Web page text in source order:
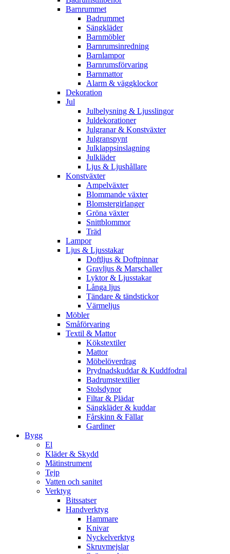
Barnrummet
Badrummet
Sängkläder
Barnmöbler
Barnrumsinredning
Barnlampor
Barnrumsförvaring
Barnmattor
Alarm & väggklockor
Dekoration
Jul
Julbelysning & Ljusslingor
Juldekorationer
Julgranar & Konstväxter
Julgranspynt
Julklappsinslagning
Julkläder
Ljus & Ljushållare
Konstväxter
Ampelväxter
Blommande växter
Blomstergirlanger
Gröna växter
Snittblommor
Träd
Lampor
Ljus & Ljusstakar
Doftljus & Doftpinnar
Gravljus & Marschaller
Lyktor & Ljusstakar
Långa ljus
Tändare & tändstickor
Värmeljus
Möbler
Småförvaring
Textil & Mattor
Kökstextiler
Mattor
Möbelöverdrag
Prydnadskuddar & Kuddfodral
Badrumstextilier
Stolsdynor
Filtar & Plädar
Sängkläder & kuddar
Fårskinn & Fällar
Gardiner
Bygg
El
Kläder & Skydd
Mätinstrument
Tejp
Vatten och sanitet
Verktyg
Bitssatser
Handverktyg
Hammare
Knivar
Nyckelverktyg
Skruvmejslar